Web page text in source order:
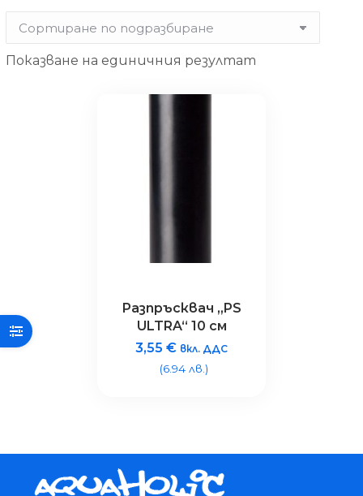
Показване на единичния резултат
Разпръсквач „PS
ULTRA“ 10 см
3,55 € вкл. ДДС
(6.94 лв.)